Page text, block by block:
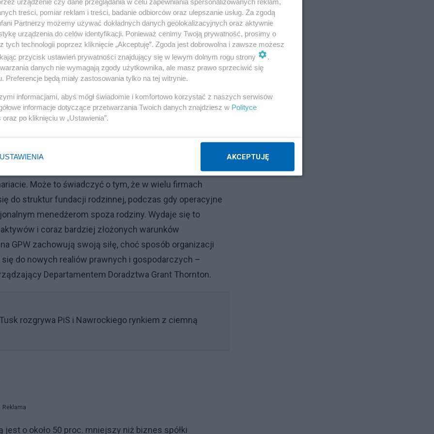
Zobacz także
Stanowski w opałach prosi Tuska o pomoc. Grozi
mu "postać znana"
lat pozostają jednym z najbardziej stabilnych
i mniej rentowne niż spółki nierodzinne,
premiuje wycenami opartymi na mnożnikach zbliżonych
niski odsetek sukcesorów w akcjonariacie oraz ich
Jednocześnie wyraźnie rośnie liczba fundacji
Może to świadczyć o tym, że w wielu firmach
do struktur fundacji rodzinnej, podczas gdy operacyjne
menedżerom spoza rodziny. Wydaje się to
i coraz bardziej złożonych warunków
GPW zachowują swoją siłę, choć sposób organizacji
do nowych realiów prawnych i gospodarczych –
Departamentem Doradztwa Grant Thornton.
rozgrywa PiS i Nawrockiego rynkiem z ciemną
Reklama
o około 50 proc. mniejszy niż biznes spółki
treści, pomiar reklam i treści, badanie odbiorców oraz ulepszanie usług. Za zgodą
Partnerzy możemy używać dokładnych danych geolokalizacyjnych oraz aktywnie
urządzenia do celów identyfikacji. Ponieważ cenimy Twoją prywatność, prosimy o
tych technologii poprzez kliknięcie „Akceptuję”. Zgoda jest dobrowolna i zawsze możesz
przycisk ustawień prywatności znajdujący się w lewym dolnym rogu strony
.
danych nie wymagają zgody użytkownika, ale masz prawo sprzeciwić się
Preferencje będą miały zastosowania tylko na tej witrynie.
informacjami, abyś mógł świadomie i komfortowo korzystać z naszych serwisów
informacje dotyczące przetwarzania Twoich danych znajdziesz w Polityce
oraz po kliknięciu w „Ustawienia”.
USTAWIENIA AKCEPTUJĘ